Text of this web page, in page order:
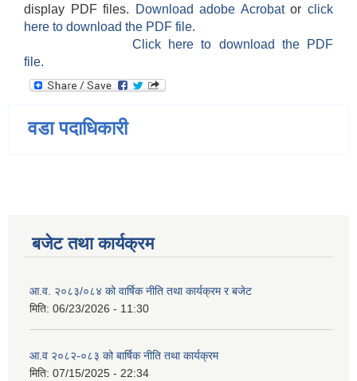
display PDF files.
Download adobe Acrobatorclick
here to download the PDF file.
Click here to download the PDF
file.
वडा पदाधिकारी
बजेट तथा कार्यक्रम
आ.व. २०८३/०८४ को वार्षिक नीति तथा कार्यक्रम र बजेट
मिति: 06/23/2026 - 11:30
आ.व २०८२-०८३ को बार्षिक नीति तथा कार्यक्रम
मिति: 07/15/2025 - 22:34